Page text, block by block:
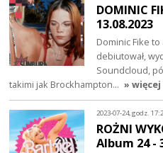
DOMINIC
13.08.2023
Dominic Fike
debiutował,
Soundcloud,
takimi jak Brockhampton… » więcej
2023-07-24, godz.
ROŻNI
Album 24 -